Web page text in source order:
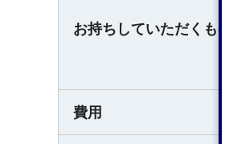
お持ちしていただくもの
費用